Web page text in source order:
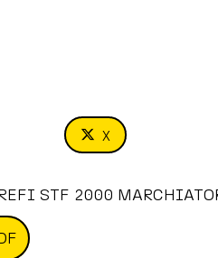
X
STF 2000